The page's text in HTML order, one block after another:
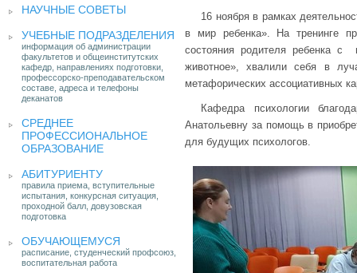
НАУЧНЫЕ СОВЕТЫ
УЧЕБНЫЕ ПОДРАЗДЕЛЕНИЯ
информация об администрации
факультетов и общеинститутских
кафедр, направлениях подготовки,
профессорско-преподавательском
составе, адреса и телефоны
деканатов
СРЕДНЕЕ
ПРОФЕССИОНАЛЬНОЕ
ОБРАЗОВАНИЕ
АБИТУРИЕНТУ
правила приема, вступительные
испытания, конкурсная ситуация,
проходной балл, довузовская
подготовка
ОБУЧАЮЩЕМУСЯ
расписание, студенческий профсоюз,
воспитательная работа
16 ноября в рамках
в мир ребенка». На тренинге
состояния родителя ребенка с
животное», хвалили себя в
метафорических ассоциативных
Кафедра психологии
Анатольевну за помощь в
для будущих психологов.